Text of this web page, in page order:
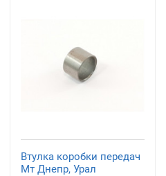
Втулка коробки передач
Мт Днепр, Урал